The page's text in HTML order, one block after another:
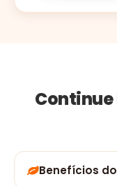
Benefícios